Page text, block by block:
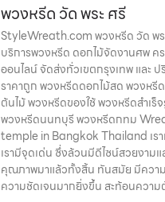
พวงหรีด วัด พระ ศรี
StyleWreath.com พวงหรีด วัด พร
บริการพวงหรีด ดอกไม้จัดงานศพ ค
ออนไลน์ จัดส่งทั่วเขตกรุงเทพ และ
ราคาถูก พวงหรีดดอกไม้สด พวงห
ต้นไม้ พวงหรีดของใช้ พวงหรีดสำเ
พวงหรีดนนทบุรี พวงหรีดกทม
temple in Bangkok Thailand เร
เรามีจุดเด่น ซึ่งล้วนมีดีไซน์สวยงามแ
คุณภาพมาแล้วทั้งสิ้น ทันสมัย มีควา
ความชัดเจนมากยิ่งขึ้น สะท้อนควา